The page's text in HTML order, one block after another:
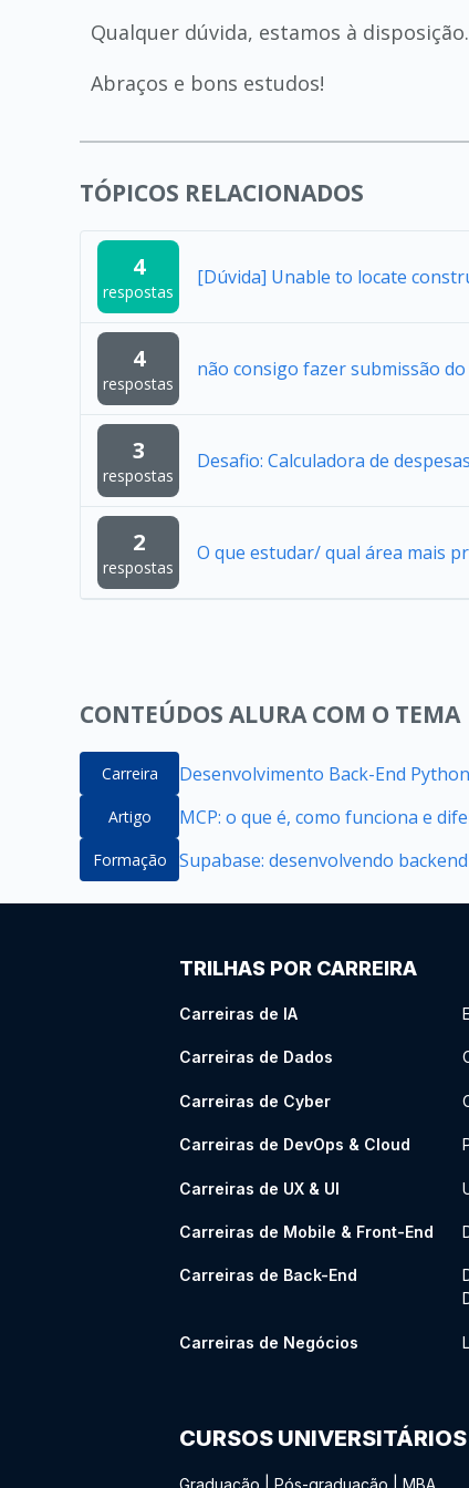
Qualquer dúvida, estamos à disposição.
Abraços e bons estudos!
TÓPICOS RELACIONADOS
4
respostas
[Dúvida] Unable to locate
4
respostas
não consigo fazer submissão
3
respostas
Desafio: Calculadora de despesas
2
respostas
O que estudar/ qual área mais
CONTEÚDOS ALURA COM O TEMA
Carreira Desenvolvimento Back-End Python
Artigo MCP: o que é, como funciona e
Formação Supabase: desenvolvendo
TRILHAS POR CARREIRA
Carreiras de IA
Carreiras de Dados
Carreiras de Cyber
Carreiras de DevOps & Cloud
Carreiras de UX & UI
Carreiras de Mobile & Front-End
Carreiras de Back-End
Carreiras de Negócios
CURSOS